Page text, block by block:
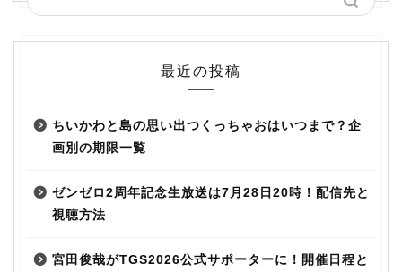
最近の投稿
ちいかわと島の思い出つくっちゃおはいつまで？企
画別の期限一覧
ゼンゼロ2周年記念生放送は7月28日20時！配信先と
視聴方法
宮田俊哉がTGS2026公式サポーターに！開催日程と